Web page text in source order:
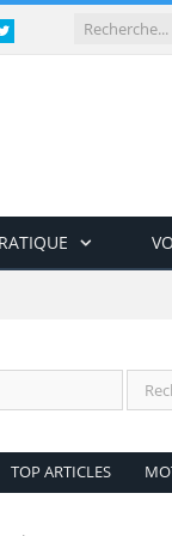
Twitter
TOP ARTICLES